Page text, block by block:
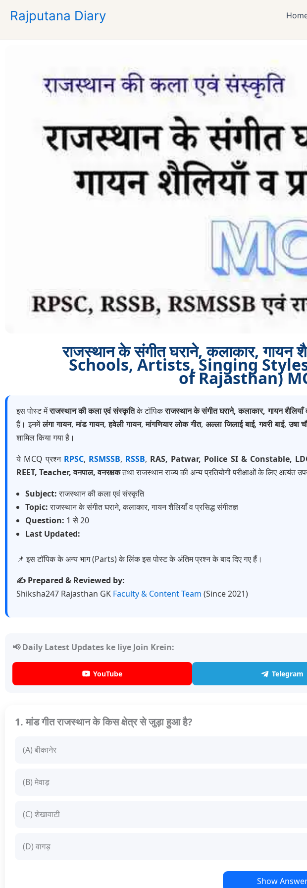
Rajputana Diary
राजस्थान के संगीत घराने, कलाकार, गायन
Schools, Artists, Singing
of Rajasthan)
इस पोस्ट मेंराजस्थान की कला एवं संस्कृतिके टॉपिकराजस्थान के संगीत घराने, कलाकार, गायन शैलियाँ
हैं। इनमेंलंगा गायन,मांड गायन,हवेली गायन,मांगणियार लोक गीत, अल्ला जिलाई बाई,गवरी बाई,उषा
शामिल किया गया है।
ये MCQ प्रश्न RPSC, RSMSSB, RSSB, RAS, Patwar, Police SI & Constable,
REET, Teacher, वनपाल, वनरक्षकतथा राजस्थान राज्य की अन्य प्रतियोगी परीक्षाओं के लिए अत्यंत
Subject:राजस्थान की कला एवं संस्कृति
Topic:राजस्थान के संगीत घराने, कलाकार, गायन शैलियाँ व प्रसिद्ध संगीतज्ञ
Question: 1 से 20
Last Updated:
📌 इस टॉपिक के अन्य भाग (Parts) के लिंक इस पोस्ट के अंतिम प्रश्न के बाद दिए गए हैं।
✍️ Prepared & Reviewed by:
Shiksha247 Rajasthan GK Faculty & Content Team (Since 2021)
📢 Daily Latest Updates ke liye Join Krein:
YouTube Telegram
1. मांड गीत राजस्थान के किस क्षेत्र से जुड़ा हुआ है?
(A) बीकानेर
(B) मेवाड़
(C) शेखावाटी
(D) वागड़
Show